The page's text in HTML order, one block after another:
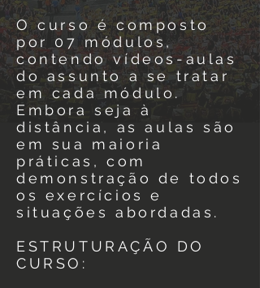
O curso é composto
por 07 módulos,
contendo vídeos-aulas
do assunto a se tratar
em cada módulo.
Embora seja à
distância, as aulas são
em sua maioria
práticas, com
demonstração de todos
os exercícios e
situações abordadas.
ESTRUTURAÇÃO DO
CURSO: